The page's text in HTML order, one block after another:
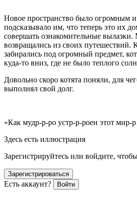
Новое пространство было огромным
подсказывало им, что теперь это их
совершать ознакомительные
возвращались из своих
забирались под огромный предмет,
куда-то вниз, где не было теплого
Довольно скоро котята поняли, для
выполнял свой долг.
«Как мудр-р-ро устр-р-роен этот
Здесь есть иллюстрация
Зарегистрируйтесь или войдите,
Зарегистрироваться
Есть аккаунт? Войти